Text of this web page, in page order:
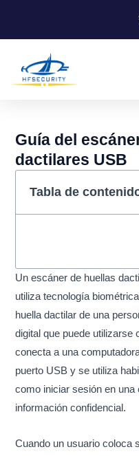
Guía del
dactilares USB
Tabla de
Un escáner de huellas
utiliza tecnología
huella dactilar de una
digital que puede utilizarse
conecta a una
puerto USB y se utiliza
como iniciar sesión en
información confidencial.
Cuando un usuario coloca